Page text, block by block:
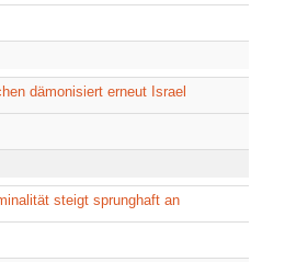
dämonisiert erneut Israel
steigt sprunghaft an